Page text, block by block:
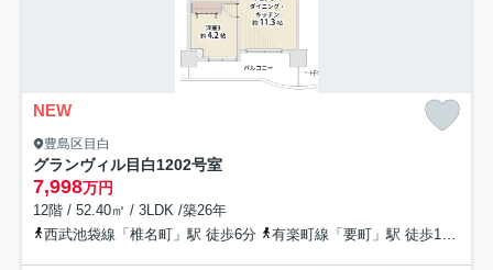
NEW
豊島区目白
グランヴィル目白1202号室
7,998万円
12階 / 52.40㎡ / 3LDK /築26年
西武池袋線「椎名町」駅 徒歩6分
有楽町線「要町」駅 徒歩16分